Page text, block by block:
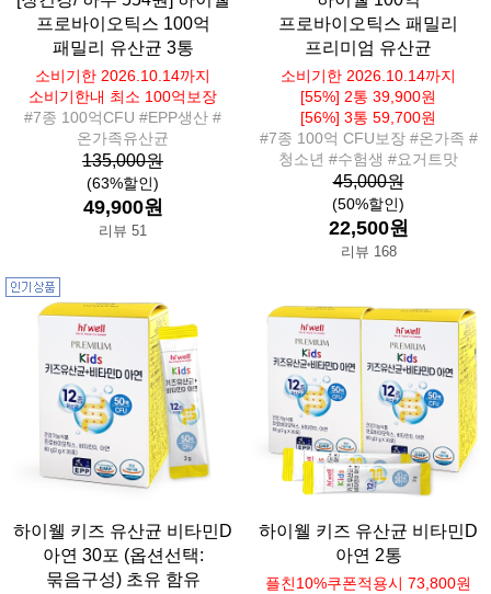
프로바이오틱스 100억
패밀리 유산균 3통
소비기한 2026.10.14까지
소비기한내 최소 100억보장
#7종 100억CFU #EPP생산 #
온가족유산균
135,000원
(63%할인)
49,900원
리뷰 51
프로바이오틱스 패밀리
프리미엄 유산균
소비기한 2026.10.14까지
[55%] 2통 39,900원
[56%] 3통 59,700원
#7종 100억 CFU보장 #온가족 #
청소년 #수험생 #요거트맛
45,000원
(50%할인)
22,500원
리뷰 168
하이웰 키즈 유산균 비타민D
아연 30포 (옵션선택:
묶음구성) 초유 함유
하이웰 키즈 유산균 비타민D
아연 2통
플친10%쿠폰적용시 73,800원